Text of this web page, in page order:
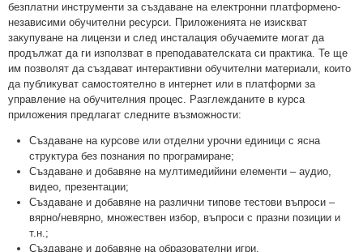
безплатни инструменти за създаване на електронни платформено-
независими обучителни ресурси. Приложенията не изискват
закупуване на лицензи и след инсталация обучаемите могат да
продължат да ги използват в преподавателската си практика. Те ще
им позволят да създават интерактивни обучителни материали, които
да публикуват самостоятелно в интернет или в платформи за
управление на обучителния процес. Разглежданите в курса
приложения предлагат следните възможности:
Създаване на курсове или отделни урочни единици с ясна
структура без познания по програмиране;
Създаване и добавяне на мултимедийини елементи – аудио,
видео, презентации;
Създаване и добавяне на различни типове тестови въпроси –
вярно/невярно, множествен избор, въпроси с празни позиции и
т.н.;
Създаване и добавяне на образователни игри.